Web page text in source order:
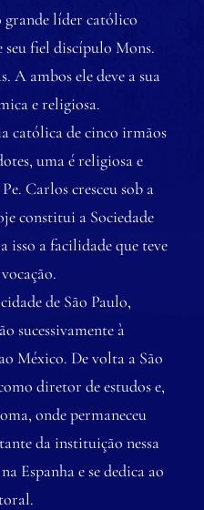
grande líder católico
fiel discípulo Mons.
A ambos ele deve a sua
e religiosa.
católica de cinco irmãos
uma é religiosa e
Carlos cresceu sob a
constitui a Sociedade
isso a facilidade que teve
de São Paulo,
sucessivamente à
México. De volta a São
diretor de estudos e,
onde permaneceu
da instituição nessa
Espanha e se dedica ao